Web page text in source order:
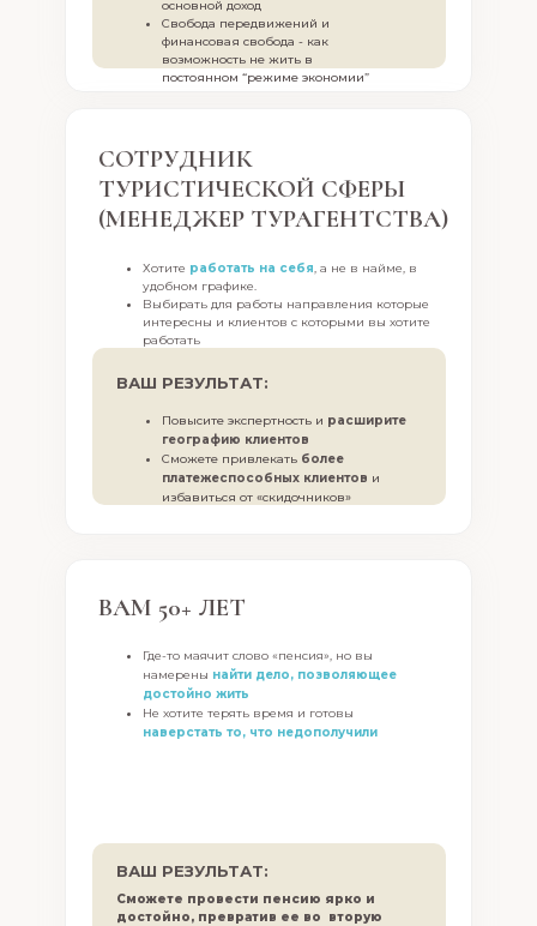
основной доход
Свобода передвижений и
финансовая свобода - как
возможность не жить в
постоянном “режиме экономии”
СОТРУДНИК
ТУРИСТИЧЕСКОЙ СФЕРЫ
(МЕНЕДЖЕР ТУРАГЕНТСТВА)
Повысите экспертность и расширите
географию клиентов
Сможете привлекать более
платежеспособных клиентов и
избавиться от «скидочников»
Хотите работать на себя, а не в найме, в
удобном графике.
Выбирать для работы направления которые
интересны и клиентов с которыми вы хотите
работать
ВАШ РЕЗУЛЬТАТ:
ВАМ 50+ ЛЕТ
Где-то маячит слово «пенсия», но вы
намерены найти дело, позволяющее
достойно жить
Не хотите терять время и готовы
наверстать то, что недополучили
Сможете провести пенсию ярко и
достойно, превратив ее во вторую
ВАШ РЕЗУЛЬТАТ: